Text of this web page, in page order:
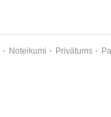
Noteikumi Privātums